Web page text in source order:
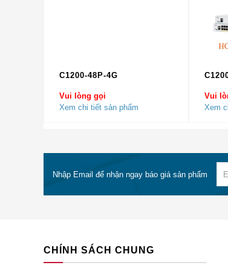
đích đưa các sản phẩm Cisco Chính
Cisco Chính
bán
BẠN SẼ NHẬN ĐƯỢC
Hõ Trợ Tư Vấn kỹ thuật hoàn toàn
Đổi trả miễn phí trong 7 ngày.
Cho mượn thiết bị tương đương trong
Hàng Chính Hãng 100%.
C1200-48P-4G
Vui lòng gọi
Xem chi tiết sản phẩm
Vui
Xem
Nhập Email để nhận ngay báo giá sản phẩm
CHÍNH SÁCH CHUNG